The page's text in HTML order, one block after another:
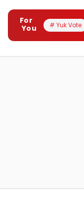
For
You
# Yuk Vote